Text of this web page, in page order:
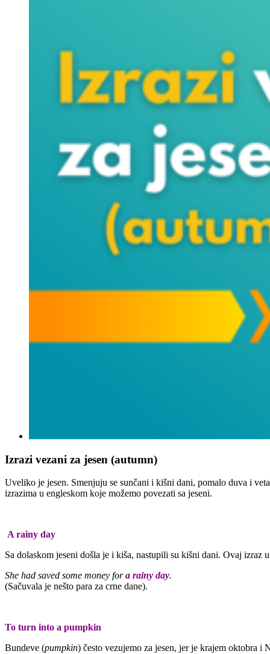
Izrazi vezani za jesen (autumn)
Uveliko je jesen. Smenjuju se sunčani i kišni dani, pomalo duva i
izrazima u engleskom koje možemo povezati sa jeseni.
A rainy day
Sa dolaskom jeseni došla je i kiša, nastupili su kišni dani. Ovaj izraz
She had saved some money fora rainy day.
(Sačuvala je nešto para za crne dane).
To turn into a pumpkin
Bundeve (pumpkin) često vezujemo za jesen, jer je krajem oktobra i